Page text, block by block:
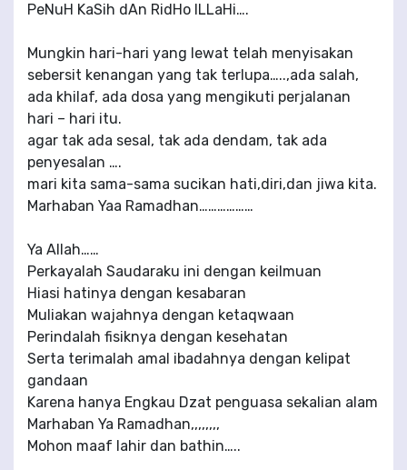
PeNuH KaSih dAn RidHo ILLaHi….
Mungkin hari-hari yang lewat telah menyisakan
sebersit kenangan yang tak terlupa…..,ada salah,
ada khilaf, ada dosa yang mengikuti perjalanan
hari – hari itu.
agar tak ada sesal, tak ada dendam, tak ada
penyesalan ….
mari kita sama-sama sucikan hati,diri,dan jiwa kita.
Marhaban Yaa Ramadhan………………
Ya Allah……
Perkayalah Saudaraku ini dengan keilmuan
Hiasi hatinya dengan kesabaran
Muliakan wajahnya dengan ketaqwaan
Perindalah fisiknya dengan kesehatan
Serta terimalah amal ibadahnya dengan kelipat
gandaan
Karena hanya Engkau Dzat penguasa sekalian alam
Marhaban Ya Ramadhan,,,,,,,,
Mohon maaf lahir dan bathin…..